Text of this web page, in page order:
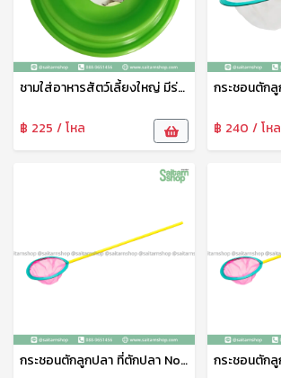
ชามใส่อาหารสัตว์เลี้ยงใหญ่ มีร่องใส่น้ำกันมด No.1821 SRT
฿ 225 / โหล ฿ 240 / โหล
กระชอนตักลูกปลา ที่ตักปลา No.7 111